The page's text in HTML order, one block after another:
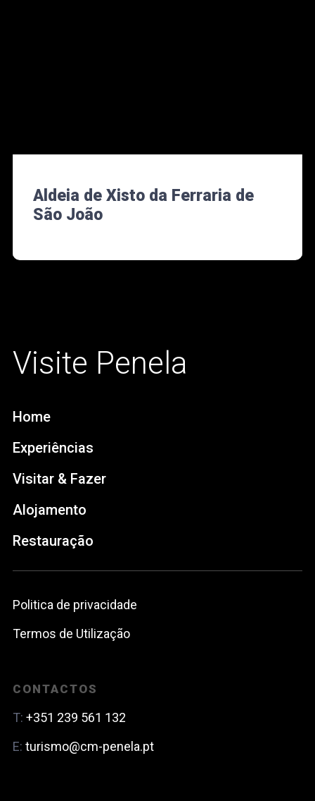
Aldeia de Xisto da Ferraria de
São João
Visite Penela
Home
Experiências
Visitar & Fazer
Alojamento
Restauração
Politica de privacidade
Termos de Utilização
CONTACTOS
T: +351 239 561 132
E: turismo@cm-penela.pt